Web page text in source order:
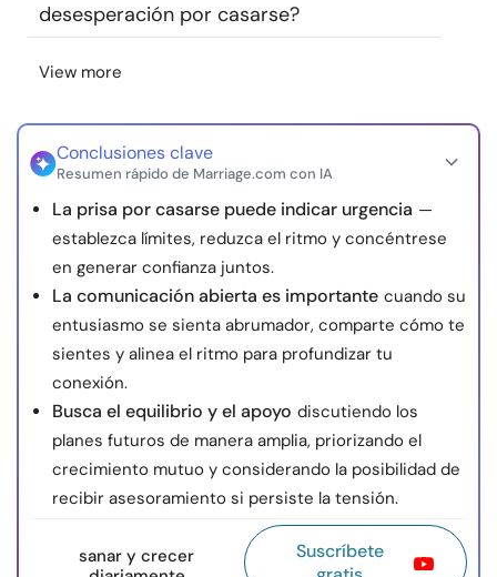
nosotros
© Copyright 2026. Todos los derechos reservados.
desesperación por casarse?
View more
Conclusiones clave
Resumen rápido de Marriage.com con IA
La prisa por casarse puede indicar urgencia —
establezca límites, reduzca el ritmo y concéntrese
en generar confianza juntos.
La comunicación abierta es importante cuando su
entusiasmo se sienta abrumador, comparte cómo te
sientes y alinea el ritmo para profundizar tu
conexión.
Busca el equilibrio y el apoyo discutiendo los
planes futuros de manera amplia, priorizando el
crecimiento mutuo y considerando la posibilidad de
recibir asesoramiento si persiste la tensión.
sanar y crecer
Suscríbete